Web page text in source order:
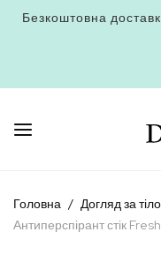
Безкоштовна
to
Content
Головна Догляд за
Антиперспірант стік